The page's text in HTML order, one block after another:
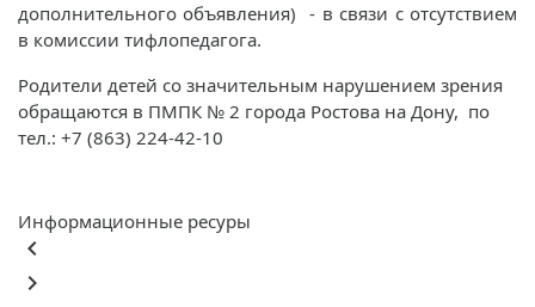
дополнительного объявления) - в связи с отсутствием
в комиссии тифлопедагога.
Родители детей со значительным нарушением зрения
обращаются в ПМПК № 2 города Ростова на Дону, по
тел.: +7 (863) 224-42-10
Информационные ресуры
keyboard_arrow_left
keyboard_arrow_right